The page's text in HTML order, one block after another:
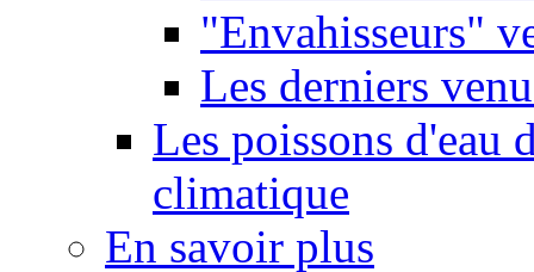
"Envahisseurs"
Les derniers
Les poissons d'eau
climatique
En savoir plus